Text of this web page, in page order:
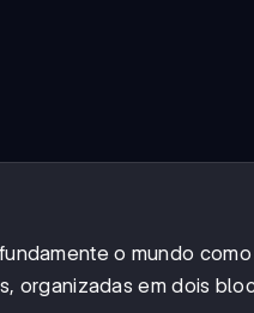
o mundo
organizadas em dois